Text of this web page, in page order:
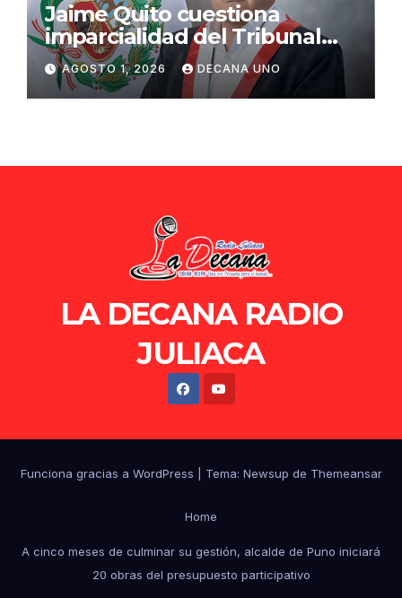
Jaime Quito cuestiona
imparcialidad del Tribunal
Constitucional tras liberación
de Ollanta Humala
AGOSTO 1, 2026 DECANA UNO
LA DECANA RADIO
JULIACA
Funciona gracias a WordPress Tema: Newsup de Themeansar
Home
A cinco meses de culminar su gestión, alcalde de Puno iniciará
20 obras del presupuesto participativo